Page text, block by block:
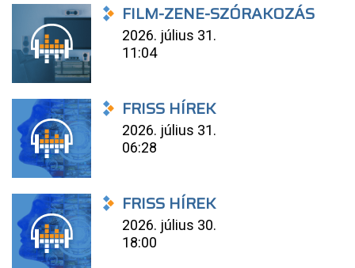
FILM-ZENE-SZÓRAKOZÁS
2026. július 31.
11:04
FRISS HÍREK
2026. július 31.
06:28
FRISS HÍREK
2026. július 30.
18:00